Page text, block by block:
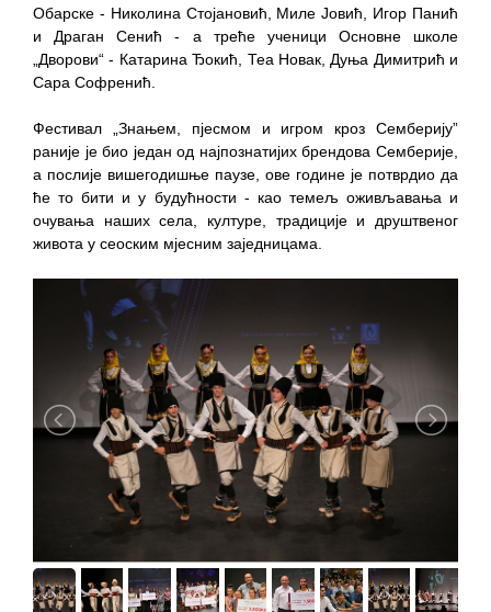
Обарске - Николина Стојановић, Миле Јовић, Игор Панић
и Драган Сенић - а треће ученици Основне школе
„Дворови“ - Катарина Ђокић, Теа Новак, Дуња Димитрић и
Сара Софренић.
Фестивал „Знањем, пјесмом и игром кроз Семберију”
раније је био један од најпознатијих брендова Семберије,
а послије вишегодишње паузе, ове године је потврдио да
ће то бити и у будућности - као темељ оживљавања и
очувања наших села, културе, традиције и друштвеног
живота у сеоским мјесним заједницама.